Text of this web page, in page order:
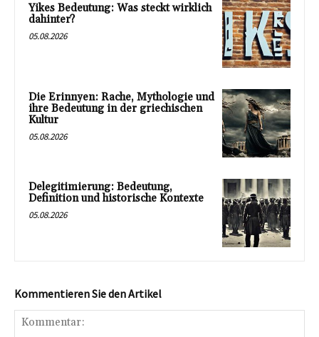
Yikes Bedeutung: Was steckt wirklich
dahinter?
05.08.2026
Die Erinnyen: Rache, Mythologie und
ihre Bedeutung in der griechischen
Kultur
05.08.2026
Delegitimierung: Bedeutung,
Definition und historische Kontexte
05.08.2026
Kommentieren Sie den Artikel